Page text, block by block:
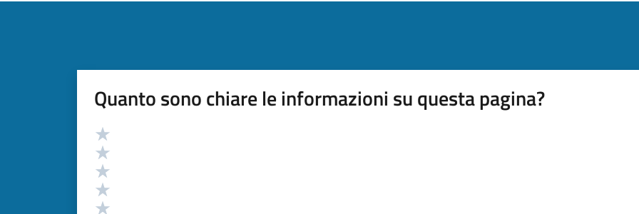
Quanto sono chiare le informazioni su questa pagina?
Valutazione